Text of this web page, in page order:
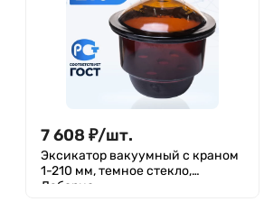
7 608 ₽/шт.
Эксикатор вакуумный с краном
1-210 мм, темное стекло,
Лаборио